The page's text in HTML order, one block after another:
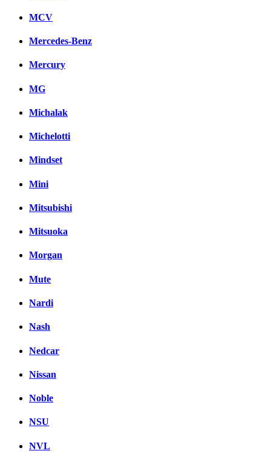
MCV
Mercedes-Benz
Mercury
MG
Michalak
Michelotti
Mindset
Mini
Mitsubishi
Mitsuoka
Morgan
Mute
Nardi
Nash
Nedcar
Nissan
Noble
NSU
NVL